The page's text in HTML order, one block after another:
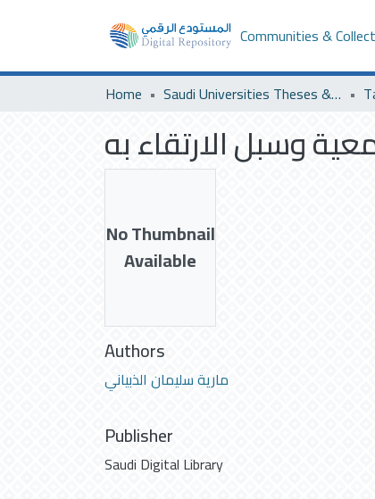
Communities &
Home Saudi Universities Theses & Dissertations
وسبل الارتقاء به
No Thumbnail
Available
Authors
مارية سليمان الذبياني
Publisher
Saudi Digital Library